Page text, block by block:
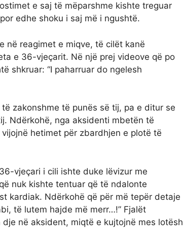
e saj të mëparshme kishte treguar
edhe shoku i saj më i ngushtë.
në reagimet e miqve, të cilët kanë
e 36-vjeçarit. Në një prej videove që po
shkruar: “I paharruar do ngelesh
zakonshme të punës së tij, pa e ditur se
Ndërkohë, nga aksidenti mbetën të
hetimet për zbardhjen e plotë të
vjeçari i cili ishte duke lëvizur me
nuk kishte tentuar që të ndalonte
kardiak. Ndërkohë që për më tepër detaje
të lutem hajde më merr…!” Fjalët
në aksident, miqtë e kujtojnë mes lotësh